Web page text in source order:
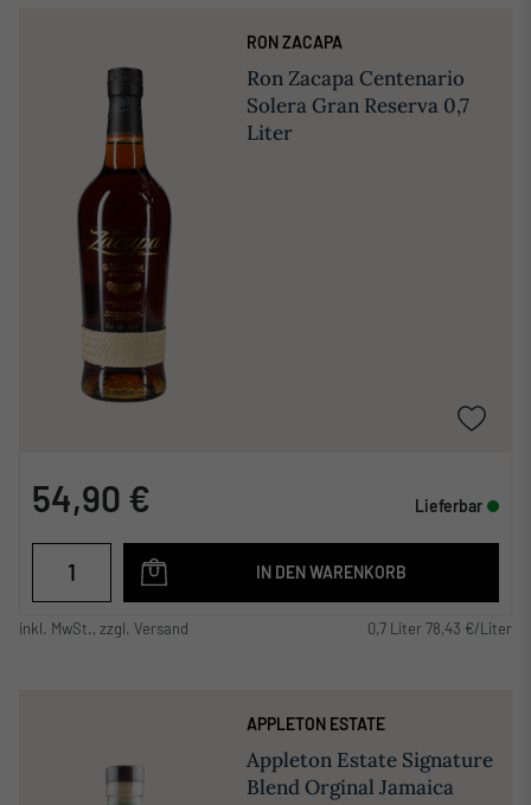
RON ZACAPA
Ron Zacapa Centenario
Solera Gran Reserva 0,7
Liter
54,90 € Lieferbar
IN DEN WARENKORB
inkl. MwSt., zzgl. Versand 0,7 Liter 78,43 €/Liter
APPLETON ESTATE
Appleton Estate Signature
Blend Orginal Jamaica